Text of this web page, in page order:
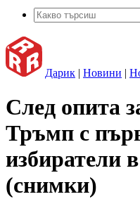
Дарик | Новини |
След опита
Тръмп с
избиратели
(снимки)